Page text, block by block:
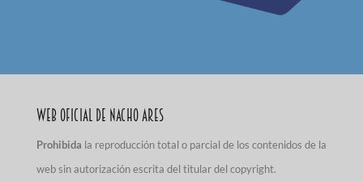
Web Oficial de Nacho Ares
Prohibida la reproducción total o parcial de los contenidos de la
web sin autorización escrita del titular del copyright.